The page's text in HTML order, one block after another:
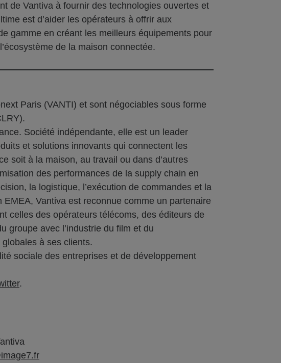
de Vantiva à fournir des technologies ouvertes et
est d’aider les opérateurs à offrir aux
gamme en créant les meilleurs équipements pour
de la maison connectée.
Paris (VANTI) et sont négociables sous forme
Société indépendante, elle est un leader
et solutions innovants qui connectent les
soit à la maison, au travail ou dans d’autres
des performances de la supply chain en
la logistique, l’exécution de commandes et la
Vantiva est reconnue comme un partenaire
celles des opérateurs télécoms, des éditeurs de
groupe avec l’industrie du film et du
à ses clients.
sociale des entreprises et de développement
.